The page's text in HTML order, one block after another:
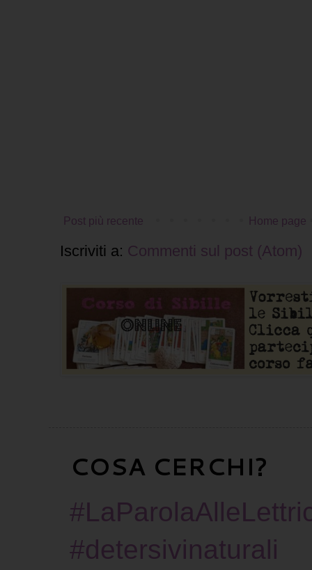
Post più recente Home page
Iscriviti a: Commenti sul post (Atom)
COSA CERCHI?
#detersivinaturali